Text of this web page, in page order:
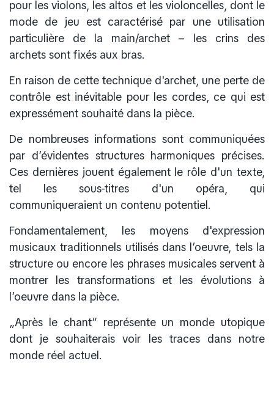
pour les violons, les altos et les violoncelles, dont le
mode de jeu est caractérisé par une utilisation
particulière de la main/archet – les crins des
archets sont fixés aux bras.
En raison de cette technique d'archet, une perte de
contrôle est inévitable pour les cordes, ce qui est
expressément souhaité dans la pièce.
De nombreuses informations sont communiquées
par d’évidentes structures harmoniques précises.
Ces dernières jouent également le rôle d'un texte,
tel les sous-titres d'un opéra, qui
communiqueraient un contenu potentiel.
Fondamentalement, les moyens d'expression
musicaux traditionnels utilisés dans l’oeuvre, tels la
structure ou encore les phrases musicales servent à
montrer les transformations et les évolutions à
l’oeuvre dans la pièce.
„Après le chant“ représente un monde utopique
dont je souhaiterais voir les traces dans notre
monde réel actuel.